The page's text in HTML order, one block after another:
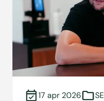
17 apr 2026